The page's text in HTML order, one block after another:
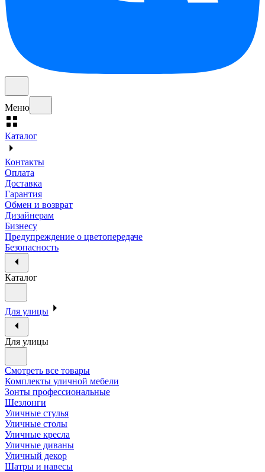
Меню
Каталог
Контакты
Оплата
Доставка
Гарантия
Обмен и возврат
Дизайнерам
Бизнесу
Предупреждение о цветопередаче
Безопасность
Каталог
Для улицы
Для улицы
Смотреть все товары
Комплекты уличной мебели
Зонты профессиональные
Шезлонги
Уличные стулья
Уличные столы
Уличные кресла
Уличные диваны
Уличный декор
Шатры и навесы